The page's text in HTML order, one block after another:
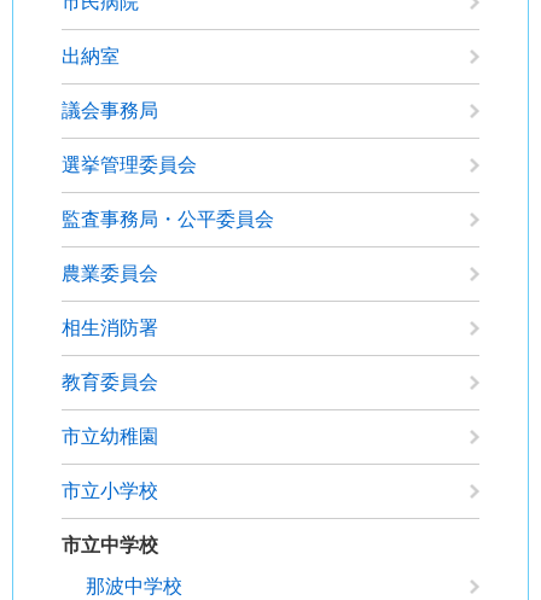
出納室
議会事務局
選挙管理委員会
監査事務局・公平委員会
農業委員会
相生消防署
教育委員会
市立幼稚園
市立小学校
市立中学校
那波中学校